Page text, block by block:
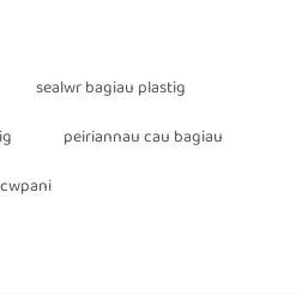
sealwr bagiau plastig
peiriannau cau bagiau